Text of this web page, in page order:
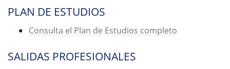
PLAN DE ESTUDIOS
Consulta el Plan de Estudios completo
SALIDAS PROFESIONALES